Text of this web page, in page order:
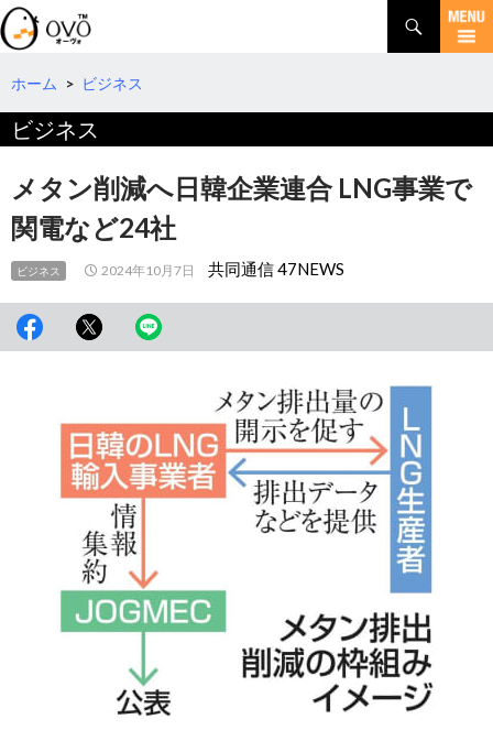
検
索
コ
テ
へ
動
ホーム > ビジネス
ビジネス
メタン削減へ日韓企業連合 LNG事業で
関電など24社
ビジネス 2024年10月7日 共同通信 47NEWS